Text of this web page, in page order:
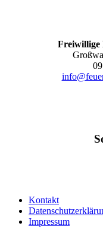
Freiwillige
Kontakt
Impressum